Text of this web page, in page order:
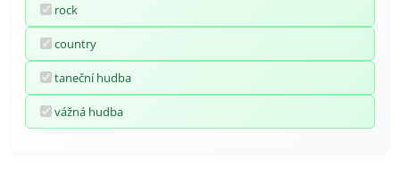
rock
country
taneční hudba
vážná hudba